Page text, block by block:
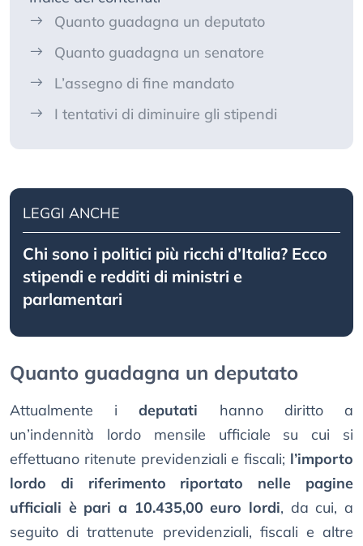
Quanto guadagna un deputato
Quanto guadagna un senatore
L’assegno di fine mandato
I tentativi di diminuire gli stipendi
LEGGI ANCHE
Chi sono i politici più ricchi d’Italia? Ecco
stipendi e redditi di ministri e
parlamentari
Quanto guadagna un deputato
Attualmente ideputati hanno diritto a
un’indennità lordo mensile ufficiale su cui si
effettuano ritenute previdenziali e fiscali; l’importo
lordo di riferimento riportato nelle pagine
ufficiali è pari a 10.435,00 euro lordi, da cui, a
seguito di trattenute previdenziali, fiscali e altre